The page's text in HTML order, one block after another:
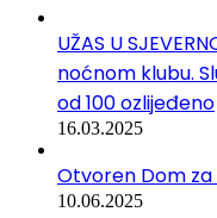
UŽAS U
noćnom klubu.
od 100 ozlijeđeno
16.03.2025
Otvoren Dom za
10.06.2025